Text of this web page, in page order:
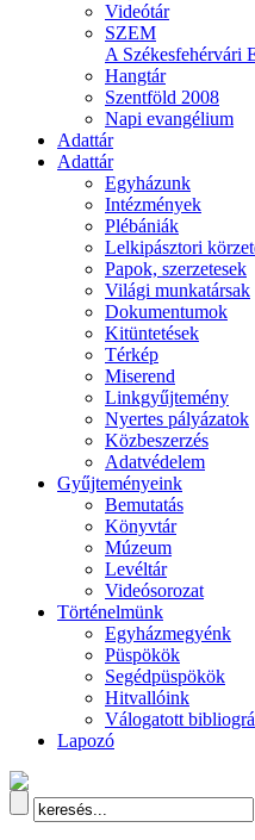
Videótár
SZEM
A Székesfehérvári
Hangtár
Szentföld 2008
Napi evangélium
Adattár
Adattár
Egyházunk
Intézmények
Plébániák
Lelkipásztori
Papok, szerzetesek
Világi munkatársak
Dokumentumok
Kitüntetések
Térkép
Miserend
Linkgyűjtemény
Nyertes pályázatok
Közbeszerzés
Adatvédelem
Gyűjteményeink
Bemutatás
Könyvtár
Múzeum
Levéltár
Videósorozat
Történelmünk
Egyházmegyénk
Püspökök
Segédpüspökök
Hitvallóink
Válogatott
Lapozó